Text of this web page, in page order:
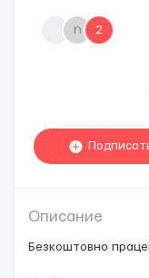
n 2
Описание
Безкоштовно